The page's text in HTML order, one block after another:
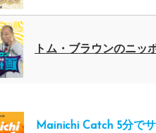
トム・ブラウンのニッ
Mainichi Catch 5分で